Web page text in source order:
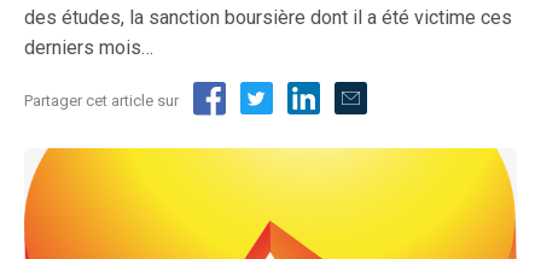
des études, la sanction boursière dont il a été victime ces
derniers mois…
Partager cet article sur